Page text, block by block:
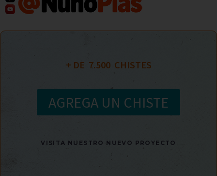
+ DE 7.500
  CHISTES
AGREGA UN CHISTE
VISITA NUESTRO NUEVO PROYECTO